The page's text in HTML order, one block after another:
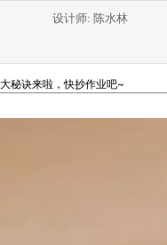
设计师: 陈水林
秘诀来啦，快抄作业吧~